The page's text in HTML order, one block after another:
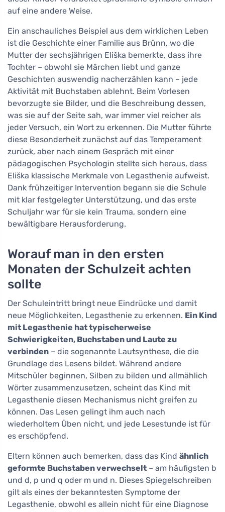
auf eine andere Weise.
Ein anschauliches Beispiel aus dem wirklichen Leben
ist die Geschichte einer Familie aus Brünn, wo die
Mutter der sechsjährigen Eliška bemerkte, dass ihre
Tochter – obwohl sie Märchen liebt und ganze
Geschichten auswendig nacherzählen kann – jede
Aktivität mit Buchstaben ablehnt. Beim Vorlesen
bevorzugte sie Bilder, und die Beschreibung dessen,
was sie auf der Seite sah, war immer viel reicher als
jeder Versuch, ein Wort zu erkennen. Die Mutter führte
diese Besonderheit zunächst auf das Temperament
zurück, aber nach einem Gespräch mit einer
pädagogischen Psychologin stellte sich heraus, dass
Eliška klassische Merkmale von Legasthenie aufweist.
Dank frühzeitiger Intervention begann sie die Schule
mit klar festgelegter Unterstützung, und das erste
Schuljahr war für sie kein Trauma, sondern eine
bewältigbare Herausforderung.
Worauf man in den ersten
Monaten der Schulzeit achten
sollte
Der Schuleintritt bringt neue Eindrücke und damit
neue Möglichkeiten, Legasthenie zu erkennen. Ein Kind
mit Legasthenie hat typischerweise
Schwierigkeiten, Buchstaben und Laute zu
verbinden – die sogenannte Lautsynthese, die die
Grundlage des Lesens bildet. Während andere
Mitschüler beginnen, Silben zu bilden und allmählich
Wörter zusammenzusetzen, scheint das Kind mit
Legasthenie diesen Mechanismus nicht greifen zu
können. Das Lesen gelingt ihm auch nach
wiederholtem Üben nicht, und jede Lesestunde ist für
es erschöpfend.
Eltern können auch bemerken, dass das Kind ähnlich
geformte Buchstaben verwechselt – am häufigsten b
und d, p und q oder m und n. Dieses Spiegelschreiben
gilt als eines der bekanntesten Symptome der
Legasthenie, obwohl es allein nicht für eine Diagnose